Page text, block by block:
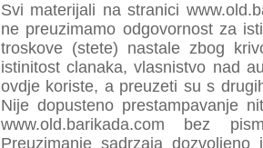
Svi materijali na stranici
preuzimamo odgovornost za
troskove (stete) nastale zbog
istinitost clanaka, vlasnistvo nad
ovdje koriste, a preuzeti su s
Nije dopusteno prestampavanje
www.old.barikada.com bez
Preuzimanje sadrzaja